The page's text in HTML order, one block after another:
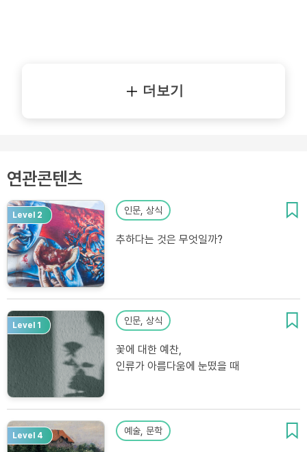
더보기
연관콘텐츠
Level 2 인문, 상식
추하다는 것은 무엇일까?
Level 1 인문, 상식
꽃에 대한 예찬,
인류가 아름다움에 눈떴을 때
Level 4 예술, 문학